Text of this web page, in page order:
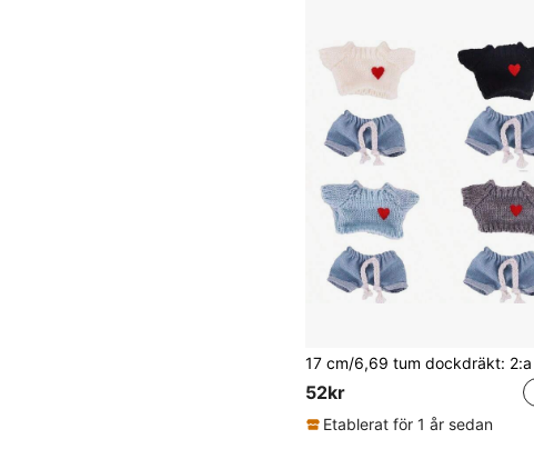
52kr
Etablerat för 1 år sedan